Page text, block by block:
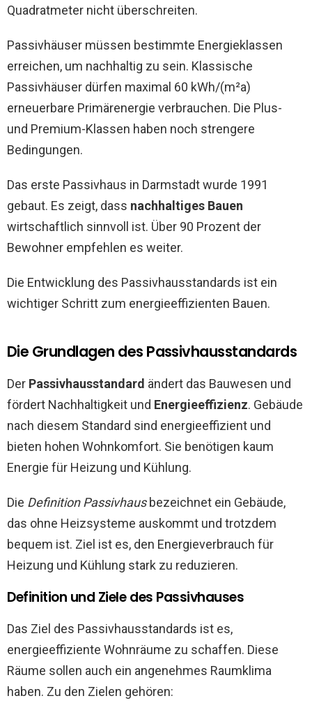
Quadratmeter nicht überschreiten.
Passivhäuser müssen bestimmte Energieklassen
erreichen, um nachhaltig zu sein. Klassische
Passivhäuser dürfen maximal 60 kWh/(m²a)
erneuerbare Primärenergie verbrauchen. Die Plus-
und Premium-Klassen haben noch strengere
Bedingungen.
Das erste Passivhaus in Darmstadt wurde 1991
gebaut. Es zeigt, dass nachhaltiges Bauen
wirtschaftlich sinnvoll ist. Über 90 Prozent der
Bewohner empfehlen es weiter.
Die Entwicklung des Passivhausstandards ist ein
wichtiger Schritt zum energieeffizienten Bauen.
Die Grundlagen des Passivhausstandards
Der Passivhausstandard ändert das Bauwesen und
fördert Nachhaltigkeit und Energieeffizienz. Gebäude
nach diesem Standard sind energieeffizient und
bieten hohen Wohnkomfort. Sie benötigen kaum
Energie für Heizung und Kühlung.
Die Definition Passivhausbezeichnet ein Gebäude,
das ohne Heizsysteme auskommt und trotzdem
bequem ist. Ziel ist es, den Energieverbrauch für
Heizung und Kühlung stark zu reduzieren.
Definition und Ziele des Passivhauses
Das Ziel des Passivhausstandards ist es,
energieeffiziente Wohnräume zu schaffen. Diese
Räume sollen auch ein angenehmes Raumklima
haben. Zu den Zielen gehören: